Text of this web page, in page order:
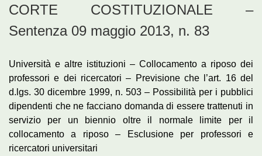
CORTE COSTITUZIONALE –
Sentenza 09 maggio 2013, n. 83
Università e altre istituzioni – Collocamento a riposo dei
professori e dei ricercatori – Previsione che l’art. 16 del
d.lgs. 30 dicembre 1999, n. 503 – Possibilità per i pubblici
dipendenti che ne facciano domanda di essere trattenuti in
servizio per un biennio oltre il normale limite per il
collocamento a riposo – Esclusione per professori e
ricercatori universitari